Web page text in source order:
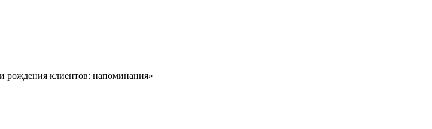
клиентов: напоминания»